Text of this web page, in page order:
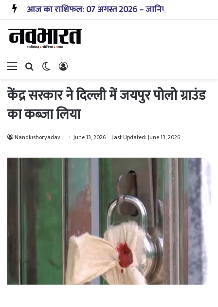
Menu Search forSwitch skin
केंद्र सरकार ने दिल्ली में जयपुर पोलो ग्राउंड
का कब्जा लिया
Nandkishoryadav June 13, 2026 Last Updated: June 13, 2026